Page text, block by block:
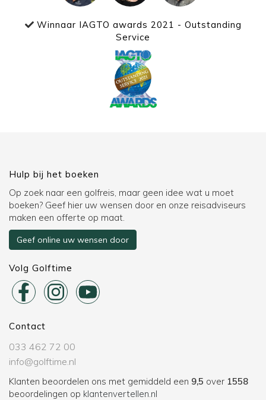
Winnaar IAGTO awards 2021 - Outstanding
Service
Hulp bij het boeken
Op zoek naar een golfreis, maar geen idee wat u moet
boeken? Geef hier uw wensen door en onze reisadviseurs
maken een offerte op maat.
Geef online uw wensen door
Volg Golftime
Contact
033 462 72 00
info@golftime.nl
Klanten beoordelen ons met gemiddeld een 9,5 over 1558
beoordelingen op klantenvertellen.nl